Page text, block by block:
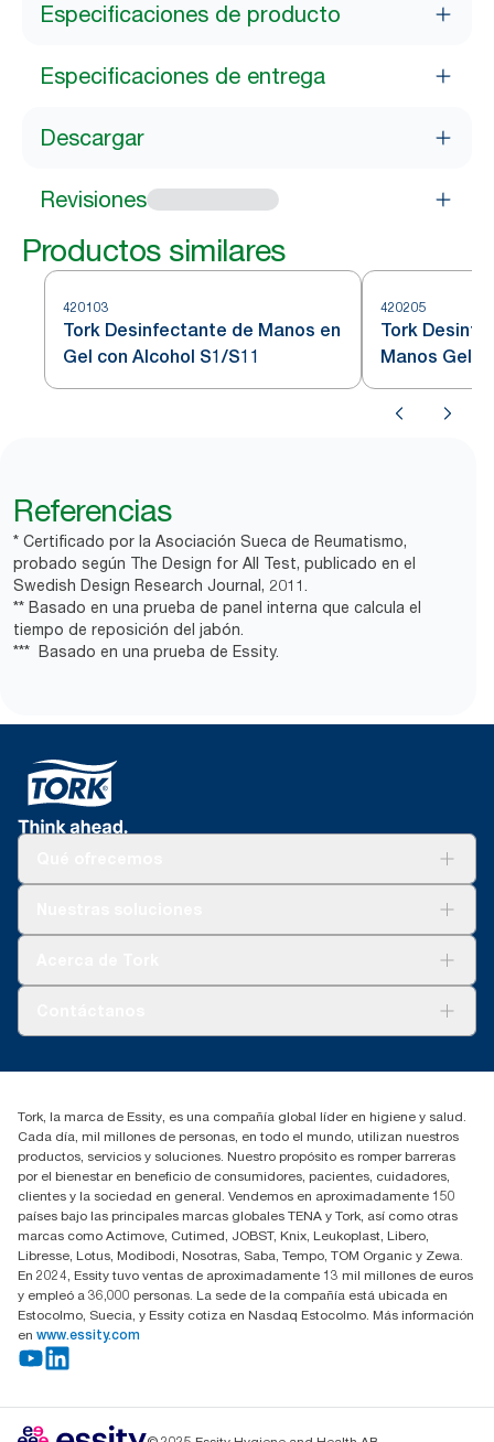
Especificaciones de producto
Especificaciones de entrega
Descargar
Revisiones
Productos similares
420103
Tork Desinfectante de Manos en
Gel con Alcohol S1/S11
420205
Tork
Manos Gel
Referencias
* Certificado por la Asociación Sueca de Reumatismo,
probado según The Design for All Test, publicado en el
Swedish Design Research Journal, 2011.
** Basado en una prueba de panel interna que calcula el
tiempo de reposición del jabón.
*** Basado en una prueba de Essity.
91 657 84 00
Tork, la marca de Essity, es una compañía global líder en higiene y salud.
Cada día, mil millones de personas, en todo el mundo, utilizan nuestros
productos, servicios y soluciones. Nuestro propósito es romper barreras
por el bienestar en beneficio de consumidores, pacientes, cuidadores,
clientes y la sociedad en general. Vendemos en aproximadamente 150
países bajo las principales marcas globales TENA y Tork, así como otras
marcas como Actimove, Cutimed, JOBST, Knix, Leukoplast, Libero,
Libresse, Lotus, Modibodi, Nosotras, Saba, Tempo, TOM Organic y Zewa.
En 2024, Essity tuvo ventas de aproximadamente 13 mil millones de euros
y empleó a 36,000 personas. La sede de la compañía está ubicada en
Estocolmo, Suecia, y Essity cotiza en Nasdaq Estocolmo. Más información
en www.essity.com